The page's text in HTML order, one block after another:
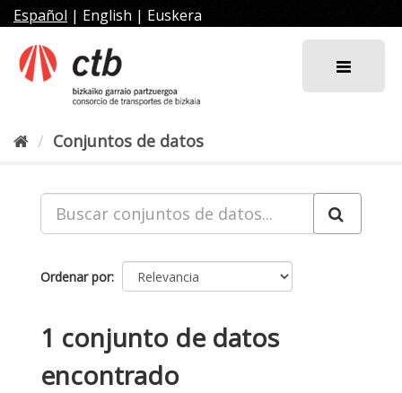
al
contenido
Español | English | Euskera
Conjuntos de datos
Ordenar por
1 conjunto de datos
encontrado